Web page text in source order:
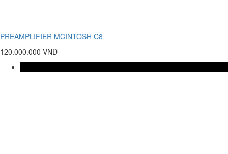
PREAMPLIFIER MCINTOSH C8
120.000.000 VNĐ